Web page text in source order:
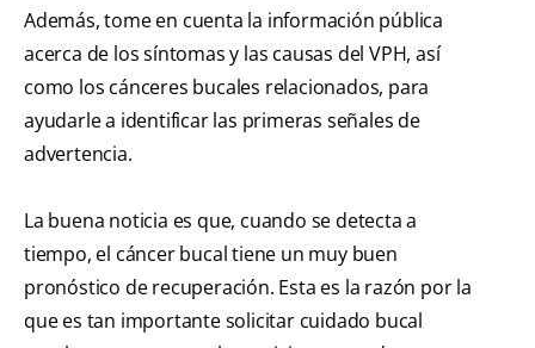
Además, tome en cuenta la información pública
acerca de los síntomas y las causas del VPH, así
como los cánceres bucales relacionados, para
ayudarle a identificar las primeras señales de
advertencia.
La buena noticia es que, cuando se detecta a
tiempo, el cáncer bucal tiene un muy buen
pronóstico de recuperación. Esta es la razón por la
que es tan importante solicitar cuidado bucal